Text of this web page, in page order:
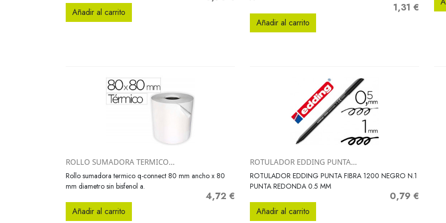
Añadir al carrito
Precio
1,31 €
Añadir al carrito
Vista rápida
ROLLO SUMADORA TERMICO...
Rollo sumadora termico q-connect 80 mm ancho x 80
mm diametro sin bisfenol a.
Precio
4,72 €
Añadir al carrito
 Vista rápida
ROTULADOR EDDING PUNTA...
ROTULADOR EDDING PUNTA FIBRA 1200 NEGRO N.1
PUNTA REDONDA 0.5 MM
Precio
0,79 €
Añadir al carrito